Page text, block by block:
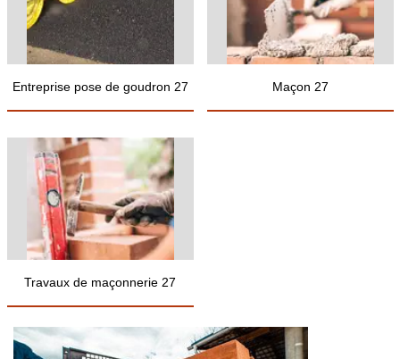
Entreprise pose de goudron 27 Maçon 27
Travaux de maçonnerie 27